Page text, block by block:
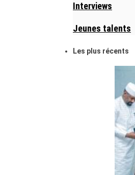
Interviews
Jeunes talents
Les plus récents